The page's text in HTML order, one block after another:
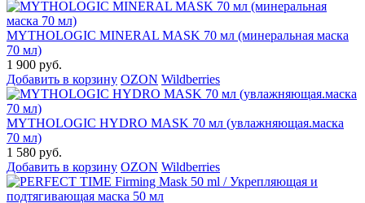
MYTHOLOGIC MINERAL MASK 70 мл (минеральная маска
70 мл)
1 900 руб.
Добавить в корзину OZON Wildberries
MYTHOLOGIC HYDRO MASK 70 мл (увлажняющая.маска
70 мл)
1 580 руб.
Добавить в корзину OZON Wildberries